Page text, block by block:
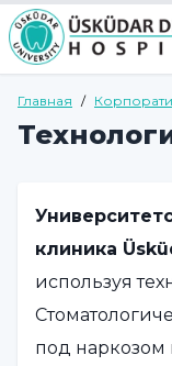
Главная /
клиника
используя
под